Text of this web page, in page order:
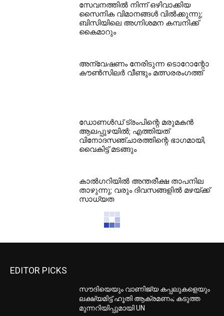
സേവനത്തില്‍ നിന്ന് ഒഴിവാക്കിയ
സൈനിക വിമാനങ്ങള്‍ വില്‍ക്കുന്നു;
ബിസിയിലെ അഗ്നിശമന കമ്പനിക്ക്
കൈമാറും
അന്വേഷണം നേരിടുന്ന ടൊറോന്റോ
കൗണ്‍സിലര്‍ വീണ്ടും മത്സരരംഗത്ത്
ഡോണള്‍ഡ് ട്രംപിന്റെ മരുമകന്‍
ആലപ്പുഴയില്‍; എത്തിയത്
വിനോദസഞ്ചാരത്തിന്റെ ഭാഗമായി,
വൈകിട്ട് മടങ്ങും
കാല്‍ഗറിയില്‍ അന്തരീക്ഷ താപനില
താഴുന്നു; വരും ദിവസങ്ങളില്‍ മഴയ്ക്ക്
സാധ്യത
EDITOR PICKS
സൗദിയെയും വാണിജ്യ കപ്പലുകളെയും
ലക്ഷ്യമിട്ട് ഹൂതി ആക്രമണം; കടുത്ത
മുന്നറിയിപ്പുമായി UN